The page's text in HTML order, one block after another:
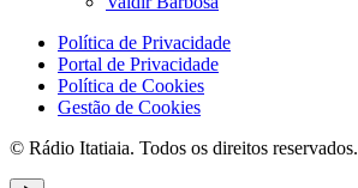
Política de Privacidade
Portal de Privacidade
Política de Cookies
Gestão de Cookies
© Rádio Itatiaia. Todos os direitos reservados.